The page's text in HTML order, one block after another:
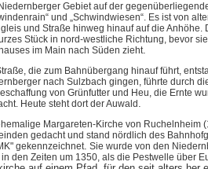
Gebiet auf der
und „Schwindwiesen“. Es ist von
und Straße hinweg hinauf auf die Anhöhe.
Stück in nord-westliche Richtung, bevor
im Main nach Süden zieht.
die zum Bahnübergang hinauf führt,
nach Sulzbach gingen, führte durch
von Grünfutter und Heu, die Ernte
Heute steht dort der Auwald .
Margareten-Kirche von Ruchelnheim
gedacht und stand nördlich des
gekennzeichnet. Sie wurde von den
den Zeiten um 1350, als die Pestwelle über